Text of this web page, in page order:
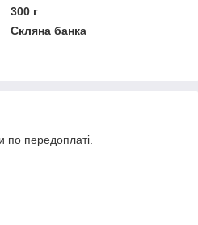
300 г
Скляна банка
по передоплаті.